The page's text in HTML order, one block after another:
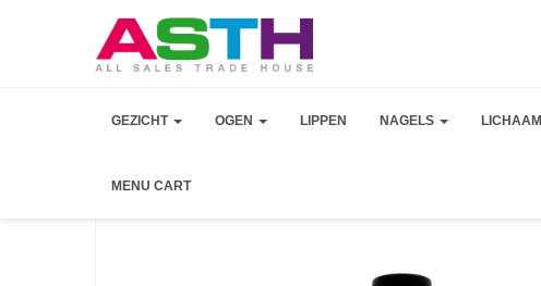
GEZICHT OGEN LIPPEN NAGELS LICHAAM
MENU CART